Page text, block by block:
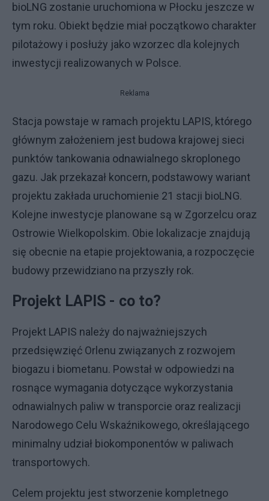
bioLNG zostanie uruchomiona w Płocku jeszcze w
tym roku. Obiekt będzie miał początkowo charakter
pilotażowy i posłuży jako wzorzec dla kolejnych
inwestycji realizowanych w Polsce.
Reklama
Stacja powstaje w ramach projektu LAPIS, którego
głównym założeniem jest budowa krajowej sieci
punktów tankowania odnawialnego skroplonego
gazu. Jak przekazał koncern, podstawowy wariant
projektu zakłada uruchomienie 21 stacji bioLNG.
Kolejne inwestycje planowane są w Zgorzelcu oraz
Ostrowie Wielkopolskim. Obie lokalizacje znajdują
się obecnie na etapie projektowania, a rozpoczęcie
budowy przewidziano na przyszły rok.
Projekt LAPIS - co to?
Projekt LAPIS należy do najważniejszych
przedsięwzięć Orlenu związanych z rozwojem
biogazu i biometanu. Powstał w odpowiedzi na
rosnące wymagania dotyczące wykorzystania
odnawialnych paliw w transporcie oraz realizacji
Narodowego Celu Wskaźnikowego, określającego
minimalny udział biokomponentów w paliwach
transportowych.
Celem projektu jest stworzenie kompletnego